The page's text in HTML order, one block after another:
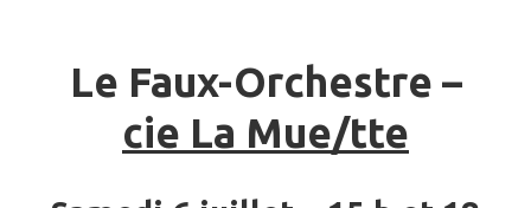
Le Faux-Orchestre –
cie La Mue/tte